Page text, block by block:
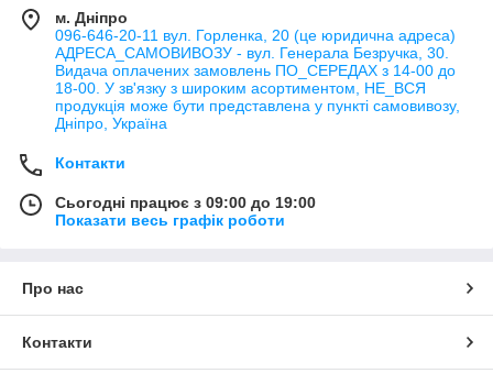
м. Дніпро
096-646-20-11 вул. Горленка, 20 (це юридична адреса)
АДРЕСА_САМОВИВОЗУ - вул. Генерала Безручка, 30.
Видача оплачених замовлень ПО_СЕРЕДАХ з 14-00 до
18-00. У зв'язку з широким асортиментом, НЕ_ВСЯ
продукція може бути представлена у пункті самовивозу,
Дніпро, Україна
Контакти
Сьогодні працює з 09:00 до 19:00
Показати весь графік роботи
Про нас
Контакти